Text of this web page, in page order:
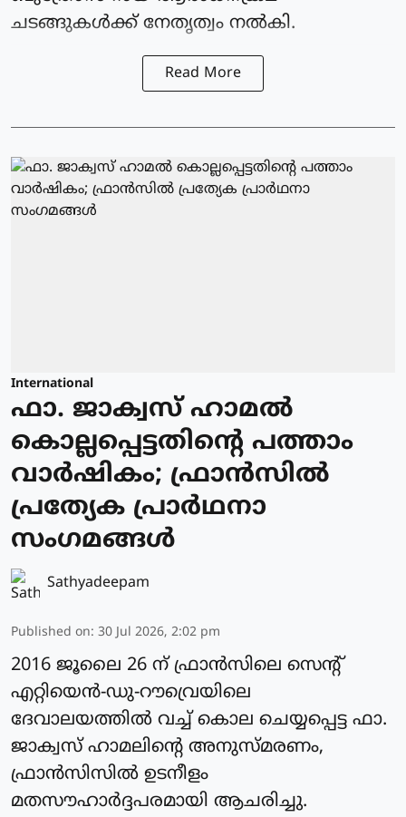
ചടങ്ങുകള്‍ക്ക് നേതൃത്വം നല്‍കി.
Read More
International
ഫാ. ജാക്വസ് ഹാമല്‍
കൊല്ലപ്പെട്ടതിന്റെ പത്താം
വാര്‍ഷികം; ഫ്രാന്‍സില്‍
പ്രത്യേക പ്രാർഥനാ
സംഗമങ്ങള്‍
Sathyadeepam
Published on: 30 Jul 2026, 2:02 pm
2016 ജൂലൈ 26 ന് ഫ്രാന്‍സിലെ സെന്റ്
എറ്റിയെന്‍-ഡു-റൗവ്രെയിലെ
ദേവാലയത്തില്‍ വച്ച് കൊല ചെയ്യപ്പെട്ട ഫാ.
ജാക്വസ് ഹാമലിന്റെ അനുസ്മരണം,
ഫ്രാന്‍സിസിൽ ഉടനീളം
മതസൗഹാര്‍ദ്ദപരമായി ആചരിച്ചു.